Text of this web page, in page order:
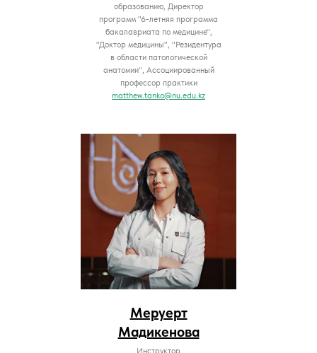
образованию, Директор
программ "6-летняя программа
бакалавриата по медицине",
"Доктор медицины", "Резидентура
в области патологической
анатомии", Ассоциированный
профессор практики
matthew.tanko@nu.edu.kz
Меруерт
Мадикенова
Инструктор